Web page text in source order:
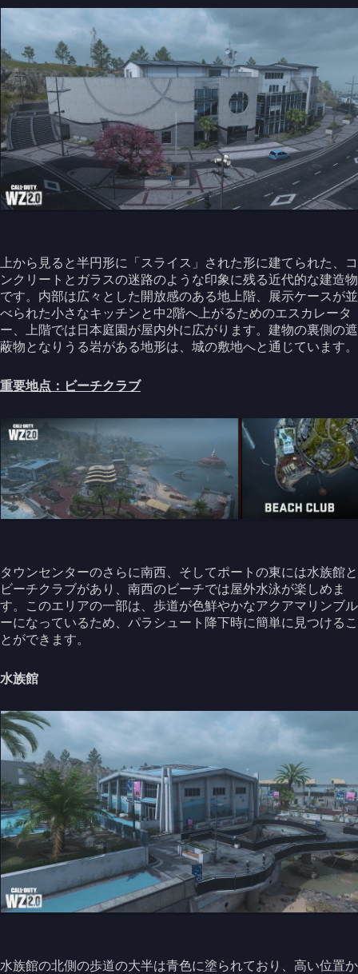
上から見ると半円形に「スライス」された形に建てられた、コ
ンクリートとガラスの迷路のような印象に残る近代的な建造物
です。内部は広々とした開放感のある地上階、展示ケースが並
べられた小さなキッチンと中2階へ上がるためのエスカレータ
ー、上階では日本庭園が屋内外に広がります。建物の裏側の遮
蔽物となりうる岩がある地形は、城の敷地へと通じています。
重要地点：ビーチクラブ
タウンセンターのさらに南西、そしてポートの東には水族館と
ビーチクラブがあり、南西のビーチでは屋外水泳が楽しめま
す。このエリアの一部は、歩道が色鮮やかなアクアマリンブル
ーになっているため、パラシュート降下時に簡単に見つけるこ
とができます。
水族館
水族館の北側の歩道の大半は青色に塗られており、高い位置か